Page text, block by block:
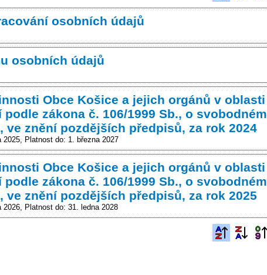
osobních údajů
osobních údajů
Obce Košice a jejich orgánů v oblasti
zákona č. 106/1999 Sb., o svobodném
znění pozdějších předpisů, za rok 2024
2025 Platnost do: 1. března 2027
Obce Košice a jejich orgánů v oblasti
zákona č. 106/1999 Sb., o svobodném
znění pozdějších předpisů, za rok 2025
2026 Platnost do: 31. ledna 2028